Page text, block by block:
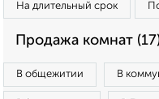
На длительный срок
Продажа комнат
В общежитии В